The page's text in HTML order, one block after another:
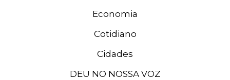
Economia
Cotidiano
Cidades
DEU NO NOSSA VOZ